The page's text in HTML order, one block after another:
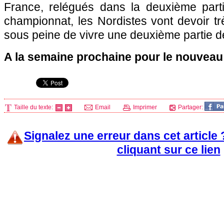
France, relégués dans la deuxième
championnat, les Nordistes vont devoir
sous peine de vivre une deuxième partie
A la semaine prochaine pour le
Taille du texte: Email Imprimer Partager:
Signalez une erreur dans cet article
cliquant sur ce lien